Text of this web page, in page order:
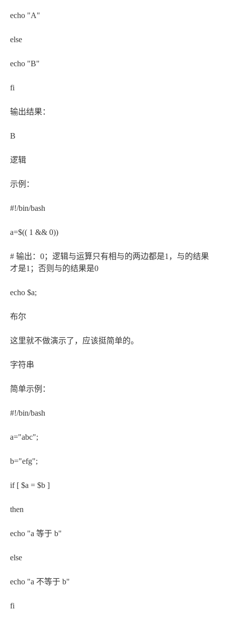
echo "A"
else
echo "B"
fi
输出结果：
B
逻辑
示例：
#!/bin/bash
a=$(( 1 && 0))
# 输出：0；逻辑与运算只有相与的两边都是1，与的结果
才是1；否则与的结果是0
echo $a;
布尔
这里就不做演示了，应该挺简单的。
字符串
简单示例：
#!/bin/bash
a="abc";
b="efg";
if [ $a = $b ]
then
echo "a 等于 b"
else
echo "a 不等于 b"
fi